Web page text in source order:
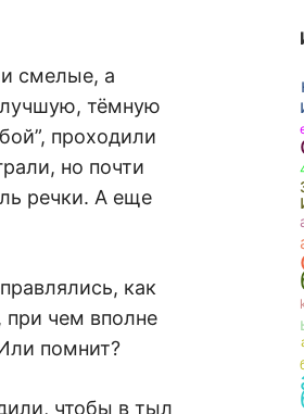
смелые, а
лучшую, тёмную
проходили
но почти
речки. А еще
как
при чем вполне
помнит?
чтобы в тыл